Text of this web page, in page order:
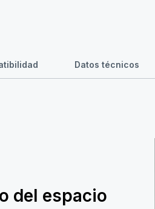
Datos técnicos
del espacio